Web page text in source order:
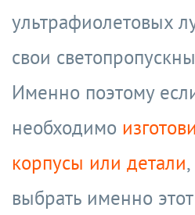
ультрафиолетовых
свои
Именно поэтому
необходимо
корпусы или детали
выбрать именно